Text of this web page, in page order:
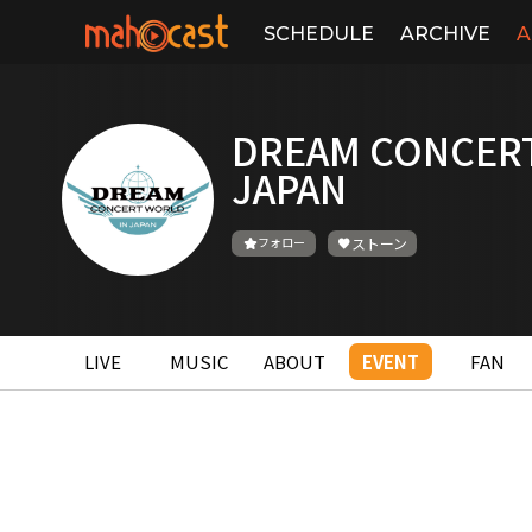
SCHEDULE ARCHIVE
DREAM
JAPAN
フォロー ストーン
LIVE MUSIC ABOUT EVENT FAN